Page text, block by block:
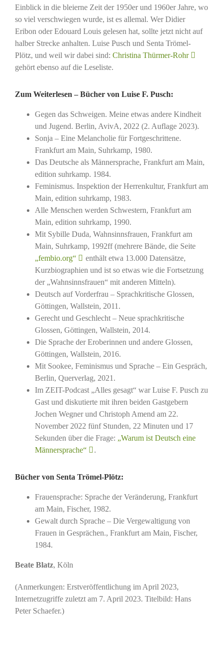
Einblick in die bleierne Zeit der 1950er und 1960er Jahre, wo
so viel verschwiegen wurde, ist es allemal. Wer Didier
Eribon oder Edouard Louis gelesen hat, sollte jetzt nicht auf
halber Strecke anhalten. Luise Pusch und Senta Trömel-
Plötz, und weil wir dabei sind: Christina Thürmer-Rohr
gehört ebenso auf die Leseliste.
Zum Weiterlesen – Bücher von Luise F. Pusch:
Gegen das Schweigen. Meine etwas andere Kindheit
und Jugend. Berlin, AvivA, 2022 (2. Auflage 2023).
Sonja – Eine Melancholie für Fortgeschrittene.
Frankfurt am Main, Suhrkamp, 1980.
Das Deutsche als Männersprache, Frankfurt am Main,
edition suhrkamp. 1984.
Feminismus. Inspektion der Herrenkultur, Frankfurt am
Main, edition suhrkamp, 1983.
Alle Menschen werden Schwestern, Frankfurt am
Main, edition suhrkamp, 1990.
Mit Sybille Duda, Wahnsinnsfrauen, Frankfurt am
Main, Suhrkamp, 1992ff (mehrere Bände, die Seite
„fembio.org“
enthält etwa 13.000 Datensätze,
Kurzbiographien und ist so etwas wie die Fortsetzung
der „Wahnsinnsfrauen“ mit anderen Mitteln).
Deutsch auf Vorderfrau – Sprachkritische Glossen,
Göttingen, Wallstein, 2011.
Gerecht und Geschlecht – Neue sprachkritische
Glossen, Göttingen, Wallstein, 2014.
Die Sprache der Eroberinnen und andere Glossen,
Göttingen, Wallstein, 2016.
Mit Sookee, Feminismus und Sprache – Ein Gespräch,
Berlin, Querverlag, 2021.
Im ZEIT-Podcast „Alles gesagt“ war Luise F. Pusch zu
Gast und diskutierte mit ihren beiden Gastgebern
Jochen Wegner und Christoph Amend am 22.
November 2022 fünf Stunden, 22 Minuten und 17
Sekunden über die Frage: „Warum ist Deutsch eine
Männersprache“
.
Bücher von Senta Trömel-Plötz:
Frauensprache: Sprache der Veränderung, Frankfurt
am Main, Fischer, 1982.
Gewalt durch Sprache – Die Vergewaltigung von
Frauen in Gesprächen., Frankfurt am Main, Fischer,
1984.
Beate Blatz, Köln
(Anmerkungen: Erstveröffentlichung im April 2023,
Internetzugriffe zuletzt am 7. April 2023. Titelbild: Hans
Peter Schaefer.)